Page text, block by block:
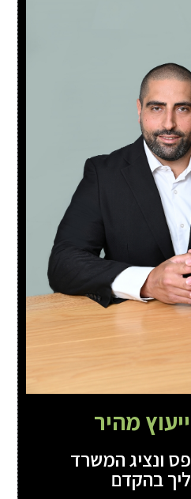
מהיר
ונציג המשרד
בהקדם